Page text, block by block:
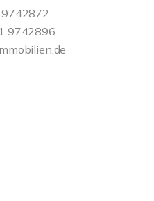
9742872
9742896